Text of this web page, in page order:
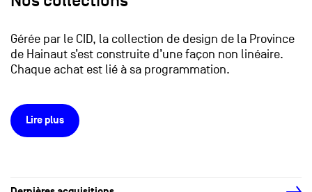
Gérée par le CID, la collection de design de la Province
de Hainaut s’est construite d’une façon non linéaire.
Chaque achat est lié à sa programmation.
Lire plus